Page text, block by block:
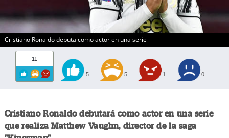
Cristiano Ronaldo debuta como actor en una serie
11
5 5 1 0
Cristiano Ronaldo debutará como actor en una serie
que realiza Matthew Vaughn, director de la saga